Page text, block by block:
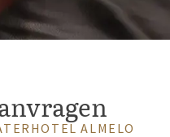
ALMELO